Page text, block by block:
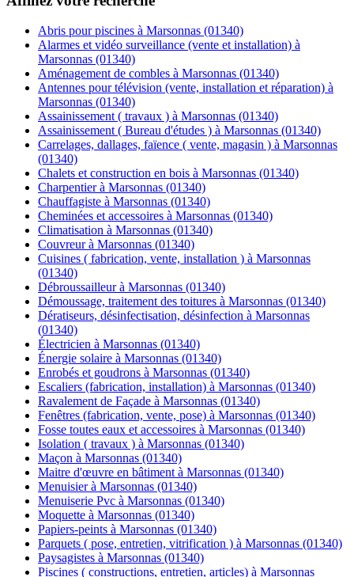
Abris pour piscines à Marsonnas (01340)
Alarmes et vidéo surveillance (vente et installation) à
Marsonnas (01340)
Aménagement de combles à Marsonnas (01340)
Antennes pour télévision (vente, installation et réparation) à
Marsonnas (01340)
Assainissement ( travaux ) à Marsonnas (01340)
Assainissement ( Bureau d'études ) à Marsonnas (01340)
Carrelages, dallages, faïence ( vente, magasin ) à Marsonnas
(01340)
Chalets et construction en bois à Marsonnas (01340)
Charpentier à Marsonnas (01340)
Chauffagiste à Marsonnas (01340)
Cheminées et accessoires à Marsonnas (01340)
Climatisation à Marsonnas (01340)
Couvreur à Marsonnas (01340)
Cuisines ( fabrication, vente, installation ) à Marsonnas
(01340)
Débroussailleur à Marsonnas (01340)
Démoussage, traitement des toitures à Marsonnas (01340)
Dératiseurs, désinfectisation, désinfection à Marsonnas
(01340)
Électricien à Marsonnas (01340)
Énergie solaire à Marsonnas (01340)
Enrobés et goudrons à Marsonnas (01340)
Escaliers (fabrication, installation) à Marsonnas (01340)
Ravalement de Façade à Marsonnas (01340)
Fenêtres (fabrication, vente, pose) à Marsonnas (01340)
Fosse toutes eaux et accessoires à Marsonnas (01340)
Isolation ( travaux ) à Marsonnas (01340)
Maçon à Marsonnas (01340)
Maitre d'œuvre en bâtiment à Marsonnas (01340)
Menuisier à Marsonnas (01340)
Menuiserie Pvc à Marsonnas (01340)
Moquette à Marsonnas (01340)
Papiers-peints à Marsonnas (01340)
Parquets ( pose, entretien, vitrification ) à Marsonnas (01340)
Paysagistes à Marsonnas (01340)
Piscines ( constructions, entretien, articles) à Marsonnas